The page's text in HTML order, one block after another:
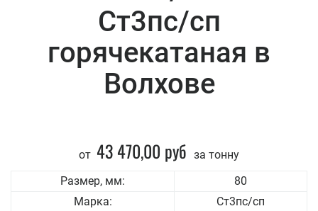
Ст3пс/сп
горячекатаная в
Волхове
от 43 470,00 руб за тонну
Размер, мм:
80
Марка:
Ст3пс/сп